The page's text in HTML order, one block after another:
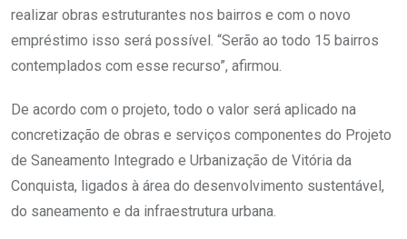
realizar obras estruturantes nos bairros e com o novo
empréstimo isso será possível. “Serão ao todo 15 bairros
contemplados com esse recurso”, afirmou.
De acordo com o projeto, todo o valor será aplicado na
concretização de obras e serviços componentes do Projeto
de Saneamento Integrado e Urbanização de Vitória da
Conquista, ligados à área do desenvolvimento sustentável,
do saneamento e da infraestrutura urbana.